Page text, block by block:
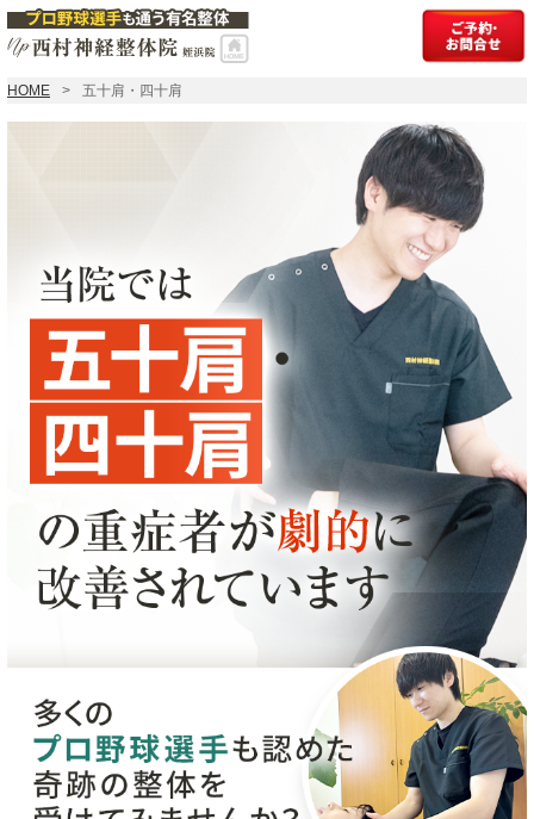
HOME 五十肩・四十肩